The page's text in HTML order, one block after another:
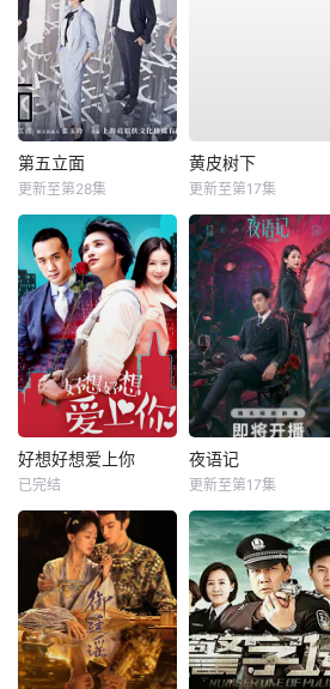
第五立面
更新至第28集
黄皮树下
更新至第17集
好想好想爱上你
已完结
夜语记
更新至第17集